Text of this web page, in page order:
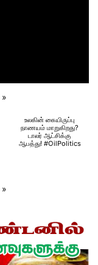
»
உலகின் கையிருப்பு
நாணயம் மாறுகிறது?
டாலர் ஆட்சிக்கு
ஆபத்து! #OilPolitics
»